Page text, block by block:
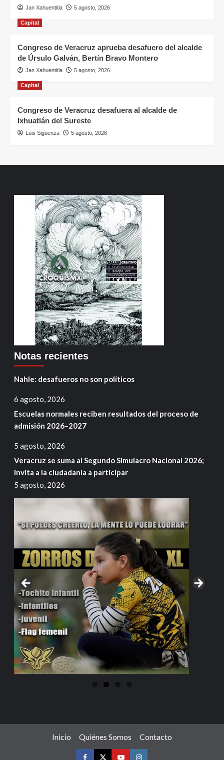
Jan Xahuentitla 5 agosto, 2026
Capital
Congreso de Veracruz aprueba desafuero del alcalde
de Úrsulo Galván, Bertín Bravo Montero
Jan Xahuentitla 5 agosto, 2026
Capital
Congreso de Veracruz desafuera al alcalde de
Ixhuatlán del Sureste
Luis Sigüenza 5 agosto, 2026
Notas recientes
Nahle: desafueros no son políticos
6 agosto, 2026
Escuelas normales reciben resultados del proceso de
admisión 2026–2027
5 agosto, 2026
Veracruz se suma al Segundo Simulacro Nacional 2026;
invita a la ciudadanía a participar
5 agosto, 2026
Inicio Quiénes Somos Contacto